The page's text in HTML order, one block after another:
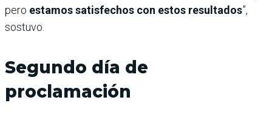
pero estamos satisfechos con estos resultados”,
sostuvo.
Segundo día de
proclamación